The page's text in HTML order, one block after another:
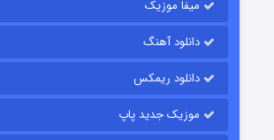
قسمت۱۵ (دوبله) منتشر شد
میفا موزیک
دانلود آهنگ
دانلود ریمکس
موزیک جدید پاپ